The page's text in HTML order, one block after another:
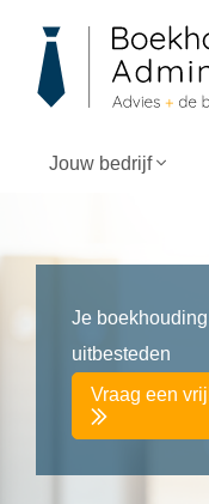
Jouw bedrijf
Je
uitbesteden
Vraag een